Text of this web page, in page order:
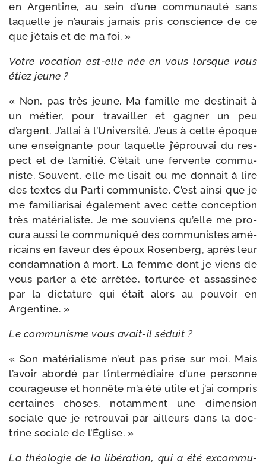
en Argentine, au sein d’une com­mu­nau­té sans
laquelle je n’au­rais jamais pris conscience de ce
que j’é­tais et de ma foi. »
Votre voca­tion est-​elle née en vous lorsque vous
étiez jeune ?
« Non, pas très jeune. Ma famille me des­ti­nait à
un métier, pour tra­vailler et gagner un peu
d’argent. J’allai à l’Université. J’eus à cette époque
une ensei­gnante pour laquelle j’é­prou­vai du res­
pect et de l’a­mi­tié. C’était une fer­vente com­mu­
niste. Souvent, elle me lisait ou me don­nait à lire
des textes du Parti com­mu­niste. C’est ain­si que je
me fami­lia­ri­sai éga­le­ment avec cette concep­tion
très maté­ria­liste. Je me sou­viens qu’elle me pro­
cu­ra aus­si le com­mu­ni­qué des com­mu­nistes amé­
ri­cains en faveur des époux Rosenberg, après leur
condam­na­tion à mort. La femme dont je viens de
vous par­ler a été arrê­tée, tor­tu­rée et assas­si­née
par la dic­ta­ture qui était alors au pou­voir en
Argentine. »
Le com­mu­nisme vous avait-​il séduit ?
« Son maté­ria­lisme n’eut pas prise sur moi. Mais
l’a­voir abor­dé par l’in­ter­mé­diaire d’une per­sonne
cou­ra­geuse et hon­nête m’a été utile et j’ai com­pris
cer­taines choses, notam­ment une dimen­sion
sociale que je retrou­vai par ailleurs dans la doc­
trine sociale de l’Église. »
La théo­lo­gie de la libé­ra­tion, qui a été excom­mu­